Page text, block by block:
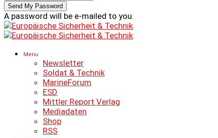
A password will be e-mailed to you.
Menu
Newsletter
Soldat & Technik
MarineForum
ESD
Mittler Report Verlag
Mediadaten
Shop
RSS